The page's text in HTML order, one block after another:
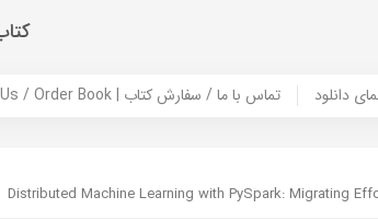
Contact Us / Order Book | تماس با ما / سفارش کتاب دانلود
Distributed Machine Learning with PySpark: Migrating